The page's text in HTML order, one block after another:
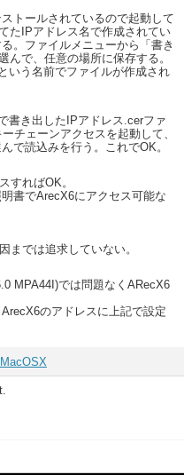
トールされているので起動して
たIPアドレス名で作成されてい
。ファイルメニューから「書き
んで、任意の場所に保存する。
いう名前でファイルが作成され
書き出したIPアドレス.cerファ
チェーンアクセスを起動して、
で読込みを行う。これでOK。
すればOK。
書でArecX6にアクセス可能な
までは追求していない。
MPA44I)では問題なくARecX6
のアドレスに上記で設定
MacOSX